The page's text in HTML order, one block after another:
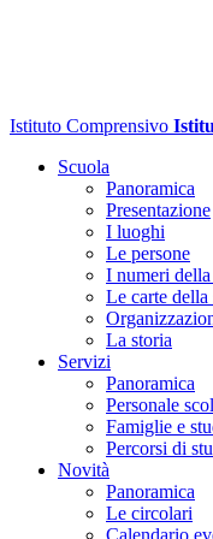
Istituto Comprensivo
Scuola
Panoramica
Presentazione
I luoghi
Le persone
I numeri della
Le carte della
La storia
Servizi
Panoramica
Personale
Famiglie e
Percorsi di
Novità
Panoramica
Le circolari
Calendario